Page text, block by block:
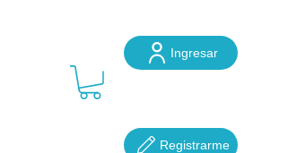
Ingresar
Registrarme